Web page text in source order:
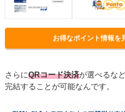
お得なポイント情報を
さらにQRコード決済が選べるな
完結することが可能なんです。